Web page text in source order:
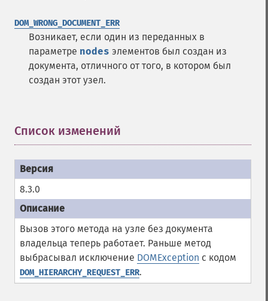
DOM_WRONG_DOCUMENT_ERR
Возникает, если один из переданных в
параметре nodes элементов был создан из
документа, отличного от того, в котором был
создан этот узел.
Список изменений
8.3.0
Вызов этого метода на узле без документа
владельца теперь работает. Раньше метод
выбрасывал исключение DOMException с кодом
DOM_HIERARCHY_REQUEST_ERR.